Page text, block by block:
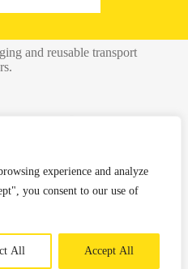
experience and analyze
you consent to our use of
All Accept All
and reusable transport
Śląskie
6
555